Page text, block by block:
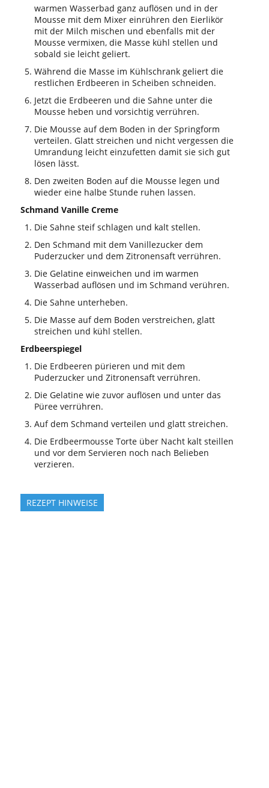
warmen Wasserbad ganz auflösen und in der
Mousse mit dem Mixer einrühren den Eierlikör
mit der Milch mischen und ebenfalls mit der
Mousse vermixen, die Masse kühl stellen und
sobald sie leicht geliert.
Während die Masse im Kühlschrank geliert die
restlichen Erdbeeren in Scheiben schneiden.
Jetzt die Erdbeeren und die Sahne unter die
Mousse heben und vorsichtig verrühren.
Die Mousse auf dem Boden in der Springform
verteilen. Glatt streichen und nicht vergessen die
Umrandung leicht einzufetten damit sie sich gut
lösen lässt.
Den zweiten Boden auf die Mousse legen und
wieder eine halbe Stunde ruhen lassen.
Schmand Vanille Creme
Die Sahne steif schlagen und kalt stellen.
Den Schmand mit dem Vanillezucker dem
Puderzucker und dem Zitronensaft verrühren.
Die Gelatine einweichen und im warmen
Wasserbad auflösen und im Schmand verühren.
Die Sahne unterheben.
Die Masse auf dem Boden verstreichen, glatt
streichen und kühl stellen.
Erdbeerspiegel
Die Erdbeeren pürieren und mit dem
Puderzucker und Zitronensaft verrühren.
Die Gelatine wie zuvor auflösen und unter das
Püree verrühren.
Auf dem Schmand verteilen und glatt streichen.
Die Erdbeermousse Torte über Nacht kalt steillen
und vor dem Servieren noch nach Belieben
verzieren.
REZEPT HINWEISE